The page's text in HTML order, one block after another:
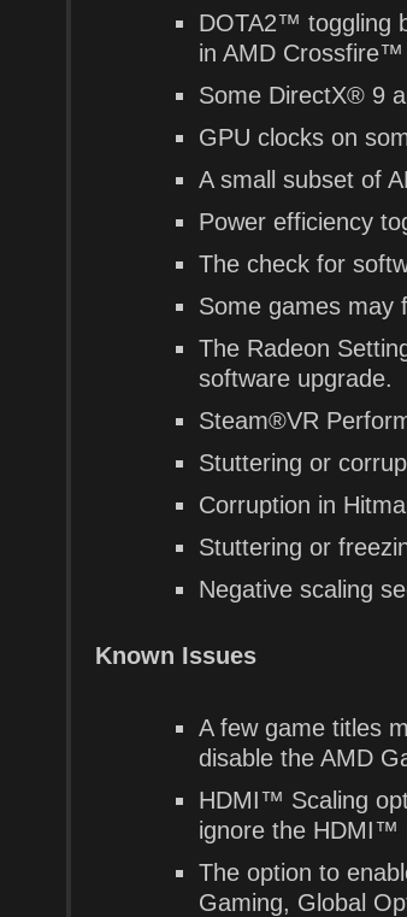
DOTA2™ toggling
in AMD
Some DirectX® 9
GPU clocks on
A small subset of
Power efficiency
The check for
Some games may
The Radeon
software upgrade.
Steam®VR
Stuttering or
Corruption in
Stuttering or
Negative scaling
Known Issues
A few game titles
disable the AMD
HDMI™ Scaling
ignore the HDMI™
The option to
Gaming, Global